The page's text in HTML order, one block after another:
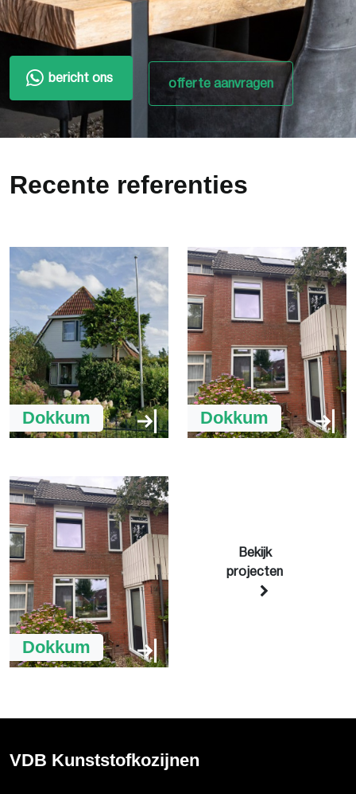
bericht ons offerte aanvragen
Recente referenties
Dokkum Dokkum
Dokkum
Bekijk
projecten
VDB Kunststofkozijnen